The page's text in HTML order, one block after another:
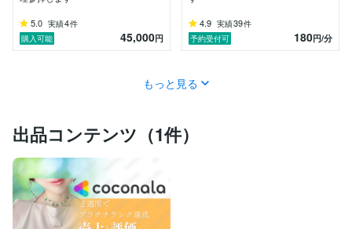
ートいたします。
5.0 実績4件
購入可能
45,000円
4.9 実績39件
予約受付可
180円/分
もっと見る
出品コンテンツ（1件）